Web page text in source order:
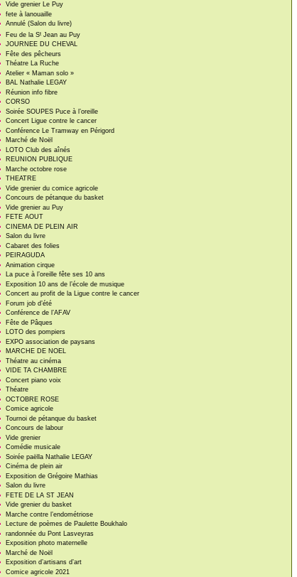
Vide grenier Le Puy
fete à lanouaille
Annulé (Salon du livre)
Feu de la St Jean au Puy
JOURNEE DU CHEVAL
Fête des pêcheurs
Théatre La Ruche
Atelier « Maman solo »
BAL Nathalie LEGAY
Réunion info fibre
CORSO
Soirée SOUPES Puce à l’oreille
Concert Ligue contre le cancer
Conférence Le Tramway en Périgord
Marché de Noël
LOTO Club des aînés
REUNION PUBLIQUE
Marche octobre rose
THEATRE
Vide grenier du comice agricole
Concours de pétanque du basket
Vide grenier au Puy
FETE AOUT
CINEMA DE PLEIN AIR
Salon du livre
Cabaret des folies
PEIRAGUDA
Animation cirque
La puce à l’oreille fête ses 10 ans
Exposition 10 ans de l’école de musique
Concert au profit de la Ligue contre le cancer
Forum job d’été
Conférence de l’AFAV
Fête de Pâques
LOTO des pompiers
EXPO association de paysans
MARCHE DE NOEL
Théatre au cinéma
VIDE TA CHAMBRE
Concert piano voix
Théatre
OCTOBRE ROSE
Comice agricole
Tournoi de pétanque du basket
Concours de labour
Vide grenier
Comédie musicale
Soirée paëlla Nathalie LEGAY
Cinéma de plein air
Exposition de Grégoire Mathias
Salon du livre
FETE DE LA ST JEAN
Vide grenier du basket
Marche contre l’endométriose
Lecture de poèmes de Paulette Boukhalo
randonnée du Pont Lasveyras
Exposition photo maternelle
Marché de Noël
Exposition d’artisans d’art
Comice agricole 2021